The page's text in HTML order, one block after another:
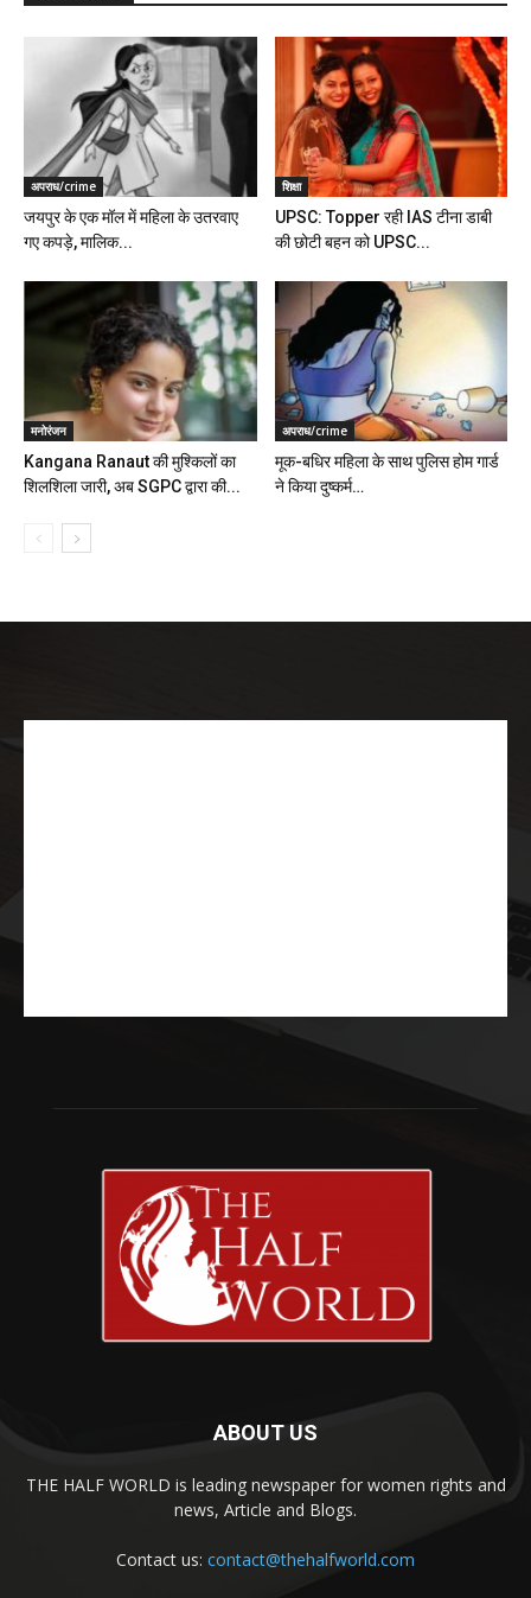
अपराध/crime
जयपुर के एक मॉल में महिला के उतरवाए
गए कपड़े, मालिक...
शिक्षा
UPSC: Topper रही IAS टीना डाबी
की छोटी बहन को UPSC...
मनोरंजन
Kangana Ranaut की मुश्किलों का
शिलशिला जारी, अब SGPC द्वारा की...
अपराध/crime
मूक-बधिर महिला के साथ पुलिस होम गार्ड
ने किया दुष्कर्म…
ABOUT US
THE HALF WORLD is leading newspaper for women rights and
news, Article and Blogs.
Contact us: contact@thehalfworld.com